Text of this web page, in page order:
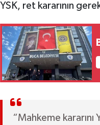
YSK, ret kararının
“Mahkeme